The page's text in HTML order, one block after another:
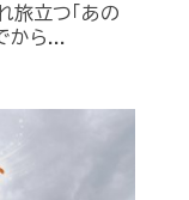
旅立つ「あの
から...